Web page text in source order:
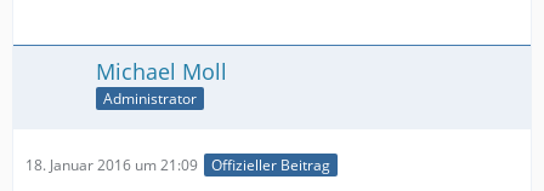
Michael Moll
Administrator
18. Januar 2016 um 21:09 Offizieller Beitrag